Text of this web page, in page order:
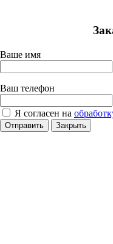
Ваше имя
Ваш телефон
Я согласен на
Отправить Закрыть